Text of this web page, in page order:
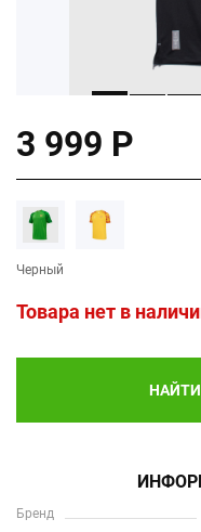
3 999 Р
Черный
Товара нет в
Бренд